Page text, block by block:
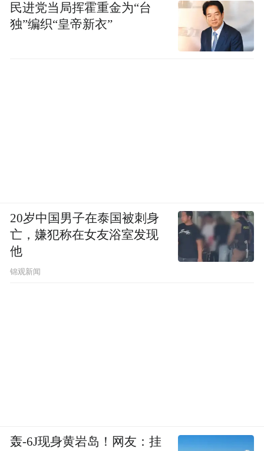
民进党当局挥霍重金为“台
独”编织“皇帝新衣”
20岁中国男子在泰国被刺身
亡，嫌犯称在女友浴室发现
他
锦观新闻
轰-6J现身黄岩岛！网友：挂